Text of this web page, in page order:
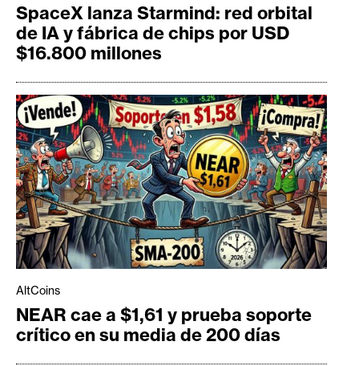
SpaceX lanza Starmind: red orbital
de IA y fábrica de chips por USD
$16.800 millones
AltCoins
NEAR cae a $1,61 y prueba soporte
crítico en su media de 200 días